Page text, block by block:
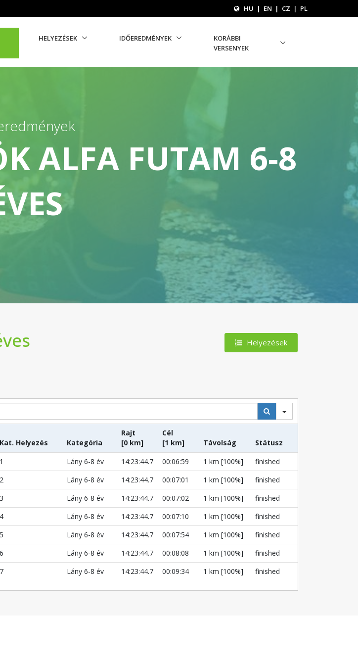
HU | EN | CZ | PL
HELYEZÉSEK IDŐEREDMÉNYEK
KORÁBBI
VERSENYEK
ALFA FUTAM 6-8
Helyezések
Kat. Helyezés Kategória
Rajt
[0 km]
Cél
[1 km]
Távolság
Státusz
1 Lány 6-8 év 14:23:44.7 00:06:59 1 km [100%]
finished
2 Lány 6-8 év 14:23:44.7 00:07:01 1 km [100%]
finished
3 Lány 6-8 év 14:23:44.7 00:07:02 1 km [100%]
finished
4 Lány 6-8 év 14:23:44.7 00:07:10 1 km [100%]
finished
5 Lány 6-8 év 14:23:44.7 00:07:54 1 km [100%]
finished
6 Lány 6-8 év 14:23:44.7 00:08:08 1 km [100%]
finished
7 Lány 6-8 év 14:23:44.7 00:09:34 1 km [100%] finished